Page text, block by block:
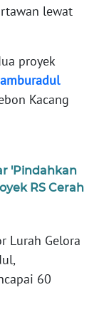
lewat
proyek
amburadul
Kacang
'Pindahkan
RS Cerah
Lurah Gelora
60